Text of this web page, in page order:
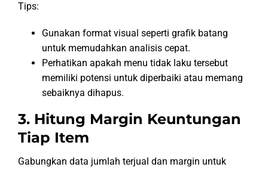
Tips:
Gunakan format visual seperti grafik batang
untuk memudahkan analisis cepat.
Perhatikan apakah menu tidak laku tersebut
memiliki potensi untuk diperbaiki atau memang
sebaiknya dihapus.
3. Hitung Margin Keuntungan
Tiap Item
Gabungkan data jumlah terjual dan margin untuk